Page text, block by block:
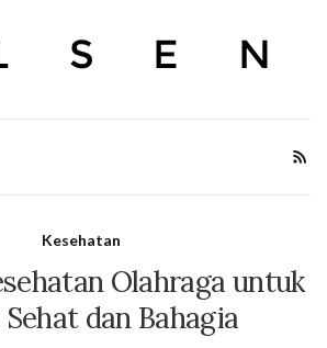
Kesehatan
Olahraga untuk
dan Bahagia